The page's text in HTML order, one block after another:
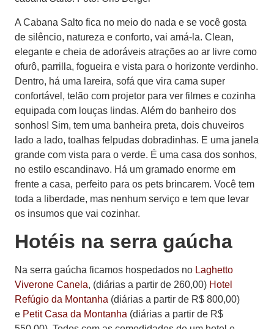
A Cabana Salto fica no meio do nada e se você gosta
de silêncio, natureza e conforto, vai amá-la. Clean,
elegante e cheia de adoráveis atrações ao ar livre como
ofurô, parrilla, fogueira e vista para o horizonte verdinho.
Dentro, há uma lareira, sofá que vira cama super
confortável, telão com projetor para ver filmes e cozinha
equipada com louças lindas. Além do banheiro dos
sonhos! Sim, tem uma banheira preta, dois chuveiros
lado a lado, toalhas felpudas dobradinhas. E uma janela
grande com vista para o verde. É uma casa dos sonhos,
no estilo escandinavo. Há um gramado enorme em
frente a casa, perfeito para os pets brincarem. Você tem
toda a liberdade, mas nenhum serviço e tem que levar
os insumos que vai cozinhar.
Hotéis na serra gaúcha
Na serra gaúcha ficamos hospedados no Laghetto
Viverone Canela, (diárias a partir de 260,00) Hotel
Refúgio da Montanha (diárias a partir de R$ 800,00)
e Petit Casa da Montanha (diárias a partir de R$